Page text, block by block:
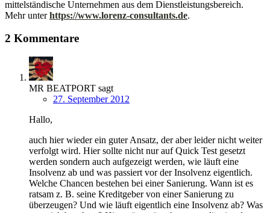
mittelständische Unternehmen aus dem Dienstleistungsbereich.
Mehr unterhttps://www.lorenz-consultants.de.
2 Kommentare
MR BEATPORT sagt
27. September 2012
Hallo,
auch hier wieder ein guter Ansatz, der aber leider nicht weiter
verfolgt wird. Hier sollte nicht nur auf Quick Test gesetzt
werden sondern auch aufgezeigt werden, wie läuft eine
Insolvenz ab und was passiert vor der Insolvenz eigentlich.
Welche Chancen bestehen bei einer Sanierung. Wann ist es
ratsam z. B. seine Kreditgeber von einer Sanierung zu
überzeugen? Und wie läuft eigentlich eine Insolvenz ab? Was